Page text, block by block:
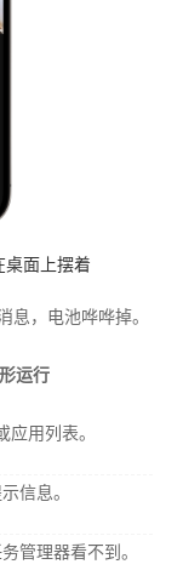
面上摆着
，电池哗哗掉。
运行
用列表。
信息。
管理器看不到。